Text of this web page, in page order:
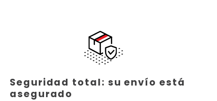
Seguridad total: su envío está
asegurado